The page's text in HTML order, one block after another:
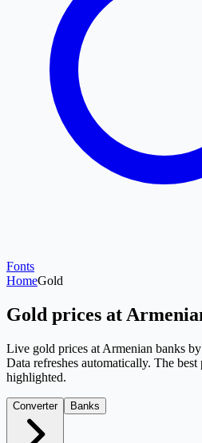
Fonts
HomeGold
Gold prices at
Live gold prices at Armenian banks
Data refreshes automatically. The
highlighted.
Converter Banks